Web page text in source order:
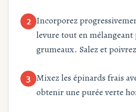
2 Incorporez
levure tout en mélangeant
grumeaux. Salez et
3
Mixez les épinards frais
obtenir une purée verte